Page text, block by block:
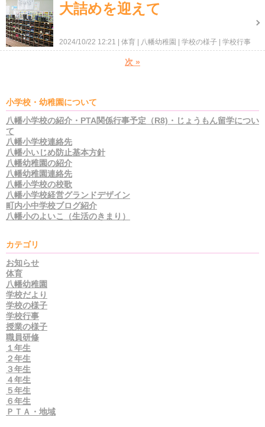
大詰めを迎えて
2024/10/22 12:21 体育 八幡幼稚園 学校の様子 学校行事
次 »
小学校・幼稚園について
八幡小学校の紹介・PTA関係行事予定（R8)・じょうもん留学につい
て
八幡小学校連絡先
八幡小いじめ防止基本方針
八幡幼稚園の紹介
八幡幼稚園連絡先
八幡小学校の校歌
八幡小学校経営グランドデザイン
町内小中学校ブログ紹介
八幡小のよいこ（生活のきまり）
カテゴリ
お知らせ
体育
八幡幼稚園
学校だより
学校の様子
学校行事
授業の様子
職員研修
１年生
２年生
３年生
４年生
５年生
６年生
ＰＴＡ・地域